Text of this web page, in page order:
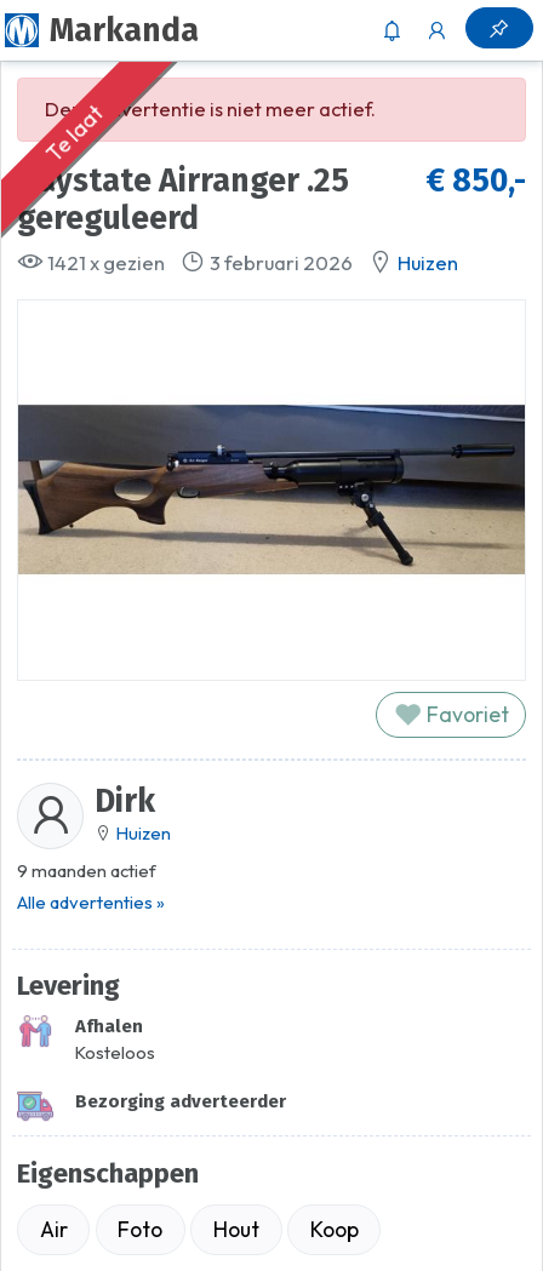
Markanda
Te laat
Deze advertentie is niet meer actief.
€ 850,-
gereguleerd
1421 x gezien 3 februari 2026 Huizen
Favoriet
Dirk
Huizen
9 maanden actief
Alle advertenties »
Levering
Afhalen
Kosteloos
Bezorging adverteerder
Eigenschappen
Air Foto Hout Koop